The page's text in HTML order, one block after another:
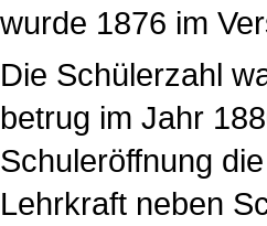
wurde 1876 im
Die Schülerzahl
betrug im Jahr
Schuleröffnung
Lehrkraft neben